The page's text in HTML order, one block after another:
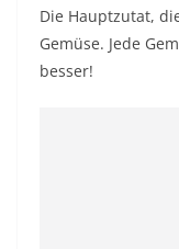
Die Hauptzutat,
Gemüse. Jede
besser!